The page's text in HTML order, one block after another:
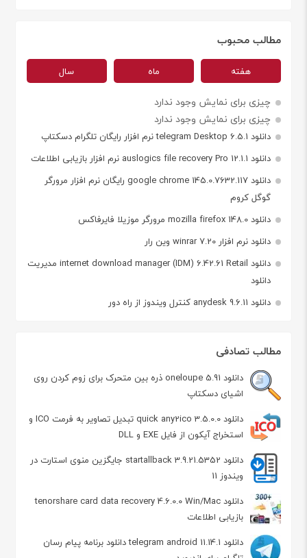
مطالب محبوب
هفته ماه سال
چیزی برای نمایش وجود ندارد
چیزی برای نمایش وجود ندارد
دانلود telegram Desktop 6.5.1 نرم افزار رایگان تلگرام دسکتاپ
دانلود auslogics file recovery Pro 12.1.1 نرم افزار بازیابی اطلاعات
دانلود google chrome 145.0.7632.117 رایگان نرم افزار مرورگر
گوگل کروم
دانلود mozilla firefox 148.0 مرورگر موزیلا فایرفاکس
دانلود نرم افزار winrar 7.20 وین رار
دانلود internet download manager (IDM) 6.42.61 Retail مدیریت
دانلود
دانلود anydesk 9.6.11 کنترل ویندوز از راه دور
مطالب تصادفی
دانلود oneloupe 5.91 ذره بین متحرک برای زوم کردن روی
اشیای دسکتاپ
دانلود quick any2ico 3.5.0.0 تبدیل تصاویر به فرمت ICO و
استخراج آیکون‌ از فایل EXE و DLL
دانلود startallback 3.9.21.5352 جایگزین منوی استارت در
ویندوز 11
دانلود tenorshare card data recovery 4.6.0.0 Win/Mac
بازیابی اطلاعات
دانلود telegram android 11.14.1 دانلود برنامه پیام رسان